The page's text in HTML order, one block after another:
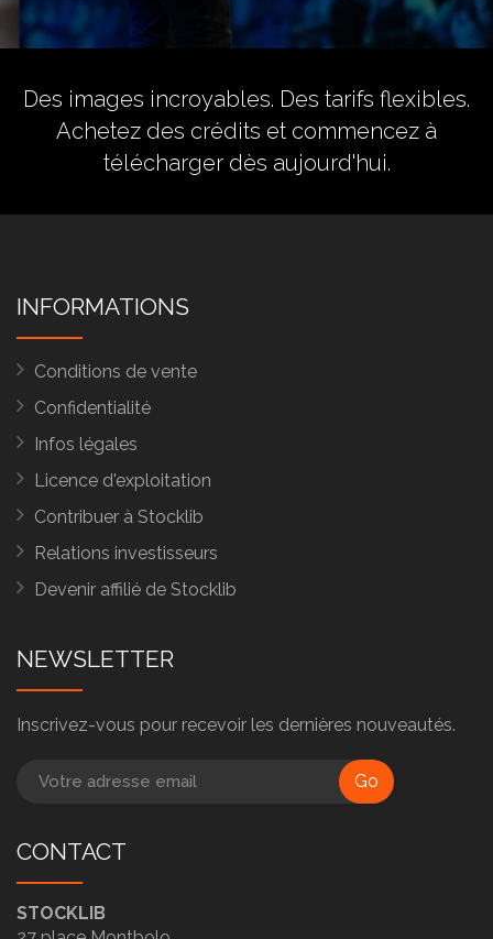
Des images incroyables. Des tarifs flexibles.
Achetez des crédits et commencez à
télécharger dès aujourd'hui.
INFORMATIONS
Conditions de vente
Confidentialité
Infos légales
Licence d'exploitation
Contribuer à Stocklib
Relations investisseurs
Devenir affilié de Stocklib
NEWSLETTER
Inscrivez-vous pour recevoir les dernières nouveautés.
Go
CONTACT
STOCKLIB